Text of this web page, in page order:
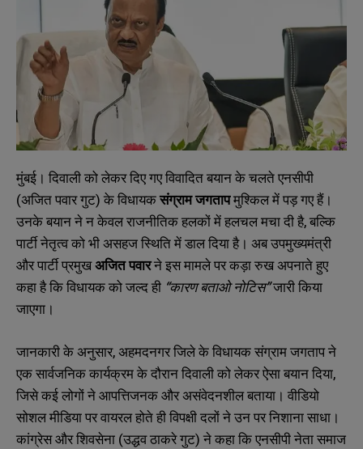
मुंबई। दिवाली को लेकर दिए गए विवादित बयान के चलते एनसीपी
(अजित पवार गुट) के विधायकसंग्राम जगतापमुश्किल में पड़ गए हैं।
उनके बयान ने न केवल राजनीतिक हलकों में हलचल मचा दी है, बल्कि
पार्टी नेतृत्व को भी असहज स्थिति में डाल दिया है। अब उपमुख्यमंत्री
और पार्टी प्रमुखअजित पवारने इस मामले पर कड़ा रुख अपनाते हुए
कहा है कि विधायक को जल्द ही “कारण बताओ नोटिस”जारी किया
जाएगा।
जानकारी के अनुसार, अहमदनगर जिले के विधायक संग्राम जगताप ने
एक सार्वजनिक कार्यक्रम के दौरान दिवाली को लेकर ऐसा बयान दिया,
जिसे कई लोगों ने आपत्तिजनक और असंवेदनशील बताया। वीडियो
सोशल मीडिया पर वायरल होते ही विपक्षी दलों ने उन पर निशाना साधा।
कांग्रेस और शिवसेना (उद्धव ठाकरे गुट) ने कहा कि एनसीपी नेता समाज